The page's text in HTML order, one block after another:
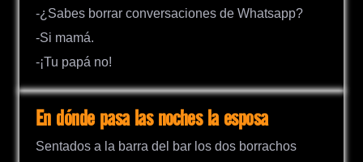
-¿Sabes borrar conversaciones de Whatsapp?
-Si mamá.
-¡Tu papá no!
En dónde pasa las noches la esposa
Sentados a la barra del bar los dos borrachos